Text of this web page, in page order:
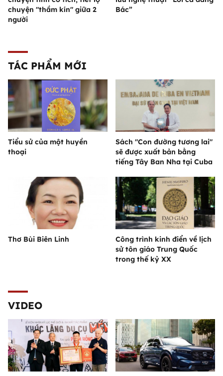
chuyện "thầm kín" giữa 2
người
Bác”
TÁC PHẨM MỚI
Tiểu sử của một huyền
thoại
Sách "Con đường tương lai"
sẽ được xuất bản bằng
tiếng Tây Ban Nha tại Cuba
Thơ Bùi Biên Linh
Công trình kinh điển về lịch
sử tôn giáo Trung Quốc
trong thế kỷ XX
VIDEO